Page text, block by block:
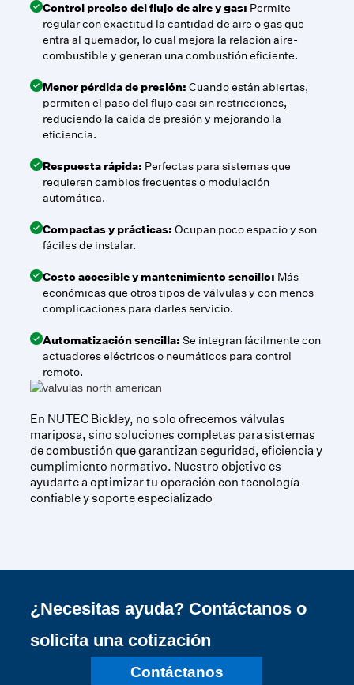
Control preciso del flujo de aire y gas: Permite
regular con exactitud la cantidad de aire o gas que
entra al quemador, lo cual mejora la relación aire-
combustible y generan una combustión eficiente.
Menor pérdida de presión: Cuando están abiertas,
permiten el paso del flujo casi sin restricciones,
reduciendo la caída de presión y mejorando la
eficiencia.
Respuesta rápida: Perfectas para sistemas que
requieren cambios frecuentes o modulación
automática.
Compactas y prácticas:Ocupan poco espacio y son
fáciles de instalar.
Costo accesible y mantenimiento sencillo: Más
económicas que otros tipos de válvulas y con menos
complicaciones para darles servicio.
Automatización sencilla: Se integran fácilmente con
actuadores eléctricos o neumáticos para control
remoto.
En NUTEC Bickley, no solo ofrecemos válvulas
mariposa, sino soluciones completas para sistemas
de combustión que garantizan seguridad, eficiencia y
cumplimiento normativo. Nuestro objetivo es
ayudarte a optimizar tu operación con tecnología
confiable y soporte especializado
¿Necesitas ayuda? Contáctanos o
solicita una cotización
Contáctanos